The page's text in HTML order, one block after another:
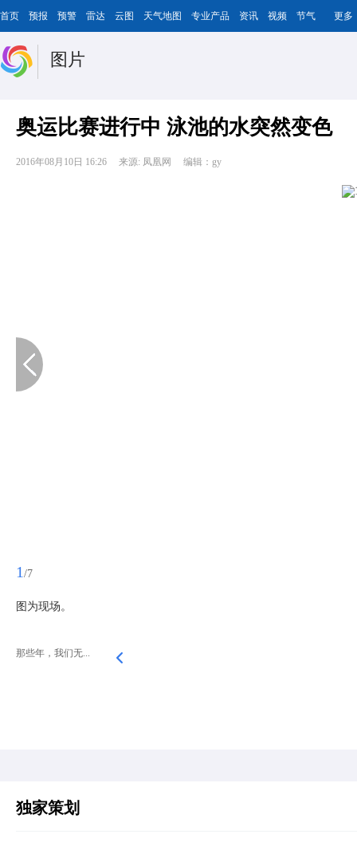
首页 预报 预警 雷达 云图 天气地图 专业产品 资讯 视频 节气 更多
图片
奥运比赛进行中 泳池的水突然变色
2016年08月10日 16:26 来源: 凤凰网 编辑：gy
1 /7
图为现场。
那些年，我们无...
独家策划